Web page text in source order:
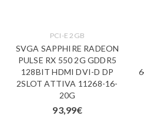
PCI-E 2GB
SVGA SAPPHIRE RADEON
PULSE RX 550 2G GDDR5
128BIT HDMI DVI-D DP
2SLOT ATTIVA 11268-16-
20G
93,99€